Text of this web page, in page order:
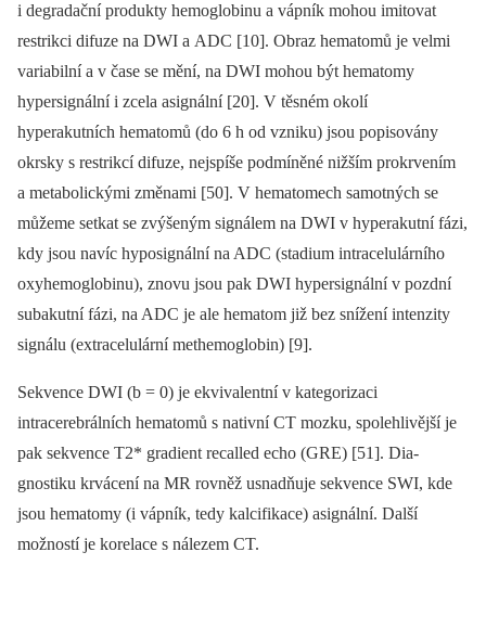
i degradační produkty hemoglobinu a vápník mohou imitovat
restrikci difuze na DWI a ADC [10]. Obraz hematomů je velmi
variabilní a v čase se mění, na DWI mohou být hematomy
hypersignální i zcela asignální [20]. V těsném okolí
hyperakutních hematomů (do 6 h od vzniku) jsou popisovány
okrsky s restrikcí difuze, nejspíše podmíněné nižším prokrvením
a metabolickými změnami [50]. V hematomech samotných se
můžeme setkat se zvýšeným signálem na DWI v hyperakutní fázi,
kdy jsou navíc hyposignální na ADC (stadium intracelulárního
oxyhemoglobinu), znovu jsou pak DWI hypersignální v pozdní
subakutní fázi, na ADC je ale hematom již bez snížení intenzity
signálu (extracelulární methemoglobin) [9].
Sekvence DWI (b = 0) je ekvivalentní v kategorizaci
intracerebrálních hematomů s nativní CT mozku, spolehlivější je
pak sekvence T2* gradient recal­led echo (GRE) [51]. Dia­
gnostiku krvácení na MR rovněž usnadňuje sekvence SWI, kde
jsou hematomy (i vápník, tedy kalcifikace) asignální. Další
možností je korelace s nálezem CT.